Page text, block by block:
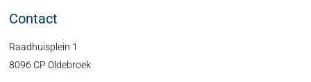
Contact
Raadhuisplein 1
8096 CP Oldebroek